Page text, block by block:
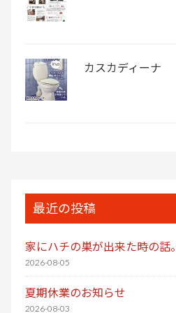
カスカディーナ
最近の投稿
家にハチの巣が出来た時の話。
2026-08-05
夏期休業のお知らせ
2026-08-03